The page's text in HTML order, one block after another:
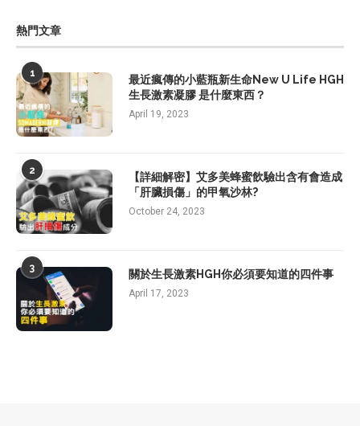
熱門文章
1
最近瘋傳的小藍瓶新生命New U Life HGH
生長激素凝膠 是什麼東西？
April 19, 2023
2
【詳細解密】艾多美蜂蜜飲驗出含有會造成
「肝臟損傷」的甲氧沙林?
October 24, 2023
3 關於生長激素HGH你必須要知道的四件事
April 17, 2023